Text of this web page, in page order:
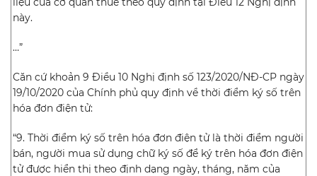
này.
…”
Căn cứ khoản 9 Điều 10 Nghị định số 123/2020/NĐ-CP ngày
19/10/2020 của Chính phủ quy định về thời điểm ký số trên
hóa đơn điện tử:
“9. Thời điểm ký số trên hóa đơn điện tử là thời điểm người
bán, người mua sử dụng chữ ký số để ký trên hóa đơn điện
tử được hiển thị theo định dạng ngày, tháng, năm của